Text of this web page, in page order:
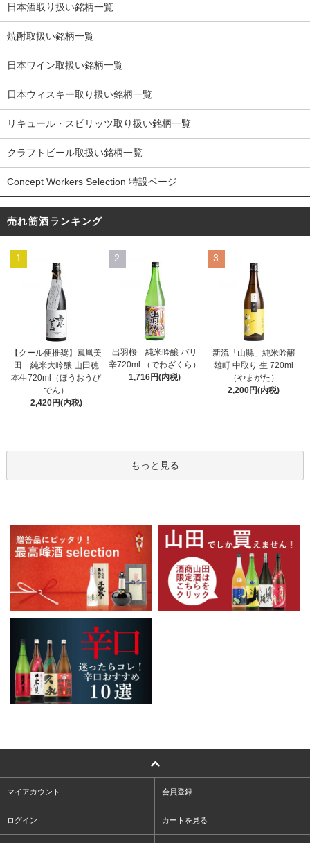
日本酒取り扱い銘柄一覧
焼酎取扱い銘柄一覧
日本ワイン取扱い銘柄一覧
日本ウィスキー取り扱い銘柄一覧
リキュール・スピリッツ取り扱い銘柄一覧
クラフトビール取扱い銘柄一覧
Concept Workers Selection 特設ページ
売れ筋酒ランキング
1
【クール便推奨】鳳凰美
田 純米大吟醸 山田穂
本生720ml（ほうおうび
でん）
2,420円(内税)
2
出羽桜 純米吟醸 バリ
辛720ml （でわざくら）
1,716円(内税)
3
新流「山縣」純米吟醸
雄町 中取り 生 720ml
（やまがた）
2,200円(内税)
もっと見る
マイアカウント 会員登録
ログイン カートを見る